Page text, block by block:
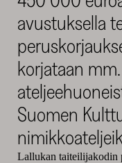
avustuksella
korjataan
Suomen
Lallukan taiteilijakodin